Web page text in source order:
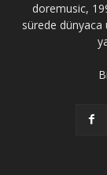
doremusic,
sürede dünyaca